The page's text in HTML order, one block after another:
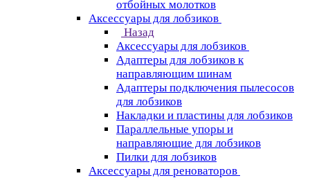
отбойных молотков
Аксессуары для лобзиков
Назад
Аксессуары для лобзиков
Адаптеры для лобзиков к
направляющим шинам
Адаптеры подключения пылесосов
для лобзиков
Накладки и пластины для лобзиков
Параллельные упоры и
направляющие для лобзиков
Пилки для лобзиков
Аксессуары для реноваторов